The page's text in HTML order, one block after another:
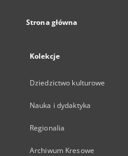
Strona główna
Kolekcje
Dziedzictwo kulturowe
Nauka i dydaktyka
Regionalia
Archiwum Kresowe